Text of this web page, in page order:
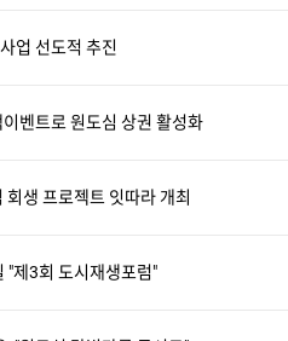
업 선도적 추진
벤트로 원도심 상권 활성화
회생 프로젝트 잇따라 개최
"제3회 도시재생포럼"